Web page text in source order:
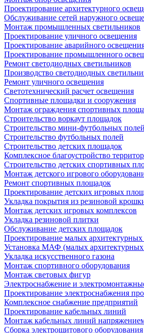
Проектирование архитектурного
Обслуживание сетей наружного
Монтаж промышленных светильников
Проектирование уличного освещения
Проектирование аварийного
Проектирование промышленного
Ремонт светодиодных светильников
Производство светодиодных
Ремонт уличного освещения
Светотехнический расчет освещения
Спортивные площадки и сооружения
Монтаж ограждения спортивных
Строительство воркаут площадок
Строительство мини-футбольных полей
Строительство футбольных полей
Строительство детских площадок
Комплексное благоустройство
Строительство детских спортивных
Монтаж детского игрового
Ремонт спортивных площадок
Проектирование детских игровых
Укладка покрытия из резиновой
Монтаж детских игровых комплексов
Укладка резиновой плитки
Обслуживание детских площадок
Проектирование малых
Установка МАФ (малых
Укладка искусственного газона
Монтаж спортивного оборудования
Монтаж световых фигур
Электроснабжение и
Проектирование электроснабжения
Комплексное снабжение предприятий
Проектирование кабельных линий
Монтаж кабельных линий
Сборка электрощитового оборудования